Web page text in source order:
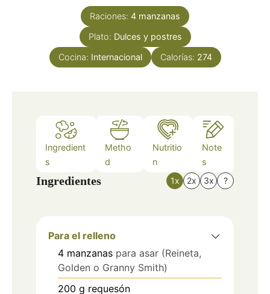
Raciones: 4 manzanas
Plato: Dulces y postres
Cocina: Internacional Calorías: 274
Ingredient
s
Metho
d
Nutritio
n
Note
s
Ingredientes 1x 2x 3x ?
Para el relleno
4 manzanas para asar (Reineta,
Golden o Granny Smith)
200 g requesón